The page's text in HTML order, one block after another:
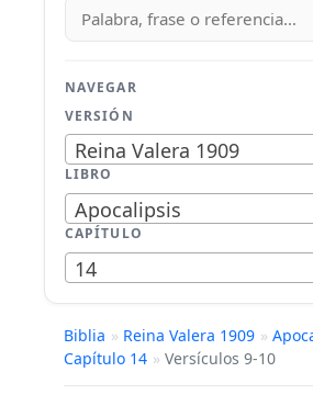
NAVEGAR
VERSIÓN
Reina Valera 1909
LIBRO
Apocalipsis
CAPÍTULO
14
Biblia » Reina Valera 1909 »
Capítulo 14 » Versículos 9-10